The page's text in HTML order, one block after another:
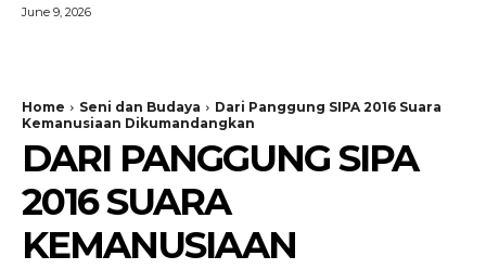
June 9, 2026